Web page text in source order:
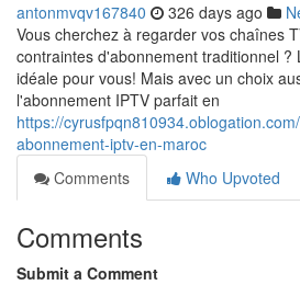
antonmvqv167840 326 days ago
Vous cherchez à regarder vos chaînes
contraintes d'abonnement traditionnel ?
idéale pour vous! Mais avec un choix
l'abonnement IPTV parfait en
https://
abonnement-iptv-en-maroc
Comments
Who Upvoted
Comments
Submit a Comment